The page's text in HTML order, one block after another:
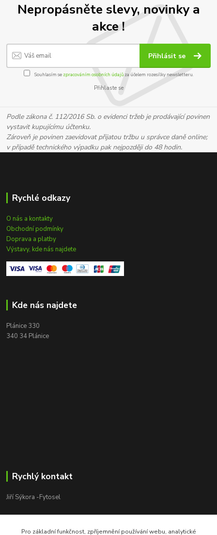
Nepropásněte slevy, novinky a
akce !
Přihlásit se
Souhlasím se zpracováním osobních údajůza účelem rozesílky newsletteru.
Přihlaste se
Podle zákona č. 112/2016 Sb. o evidenci tržeb je prodávající povinen
vystavit kupujícímu účtenku.
Zároveň je povinen zaevidovat přijatou tržbu u správce daně online;
v případě technického výpadku pak nejpozději do 48 hodin.
Rychlé odkazy
O nás a kontakty
Obchodní podmínky
Doprava a platby
Výstavy, kde nás najdete
Kde nás najdete
Plánice 330
340 34 Plánice
Rychlý kontakt
Jiří Sýkora -Fytosel
+420 603 170 413
Pro základní funkčnost, zpříjemnění používání webu, analytické